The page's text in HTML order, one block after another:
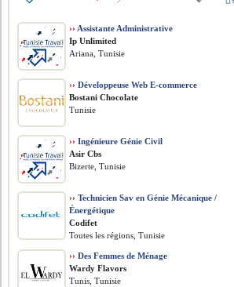
›› Assistante Administrative
Ip Unlimited
Ariana, Tunisie
›› Développeuse Web E-commerce
Bostani Chocolate
Tunisie
›› Ingénieure Génie Civil
Asir Cbs
Bizerte, Tunisie
›› Technicien Sav en Génie Mécanique /
Énergétique
Codifet
Toutes les régions, Tunisie
›› Des Femmes de Ménage
Wardy Flavors
Tunis, Tunisie